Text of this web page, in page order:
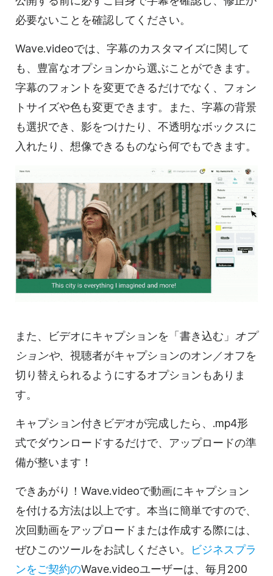
必要ないことを確認してください。
Wave.videoでは、字幕のカスタマイズに関して
も、豊富なオプションから選ぶことができます。
字幕のフォントを変更できるだけでなく、フォン
トサイズや色も変更できます。また、字幕の背景
も選択でき、影をつけたり、不透明なボックスに
入れたり、想像できるものなら何でもできます。
また、ビデオにキャプションを「書き込む」 オプ
ションや、 視聴者がキャプションのオン／オフを
切り替えられるようにするオプションもありま
す。
キャプション付きビデオが完成したら、.mp4形
式でダウンロードするだけで、アップロードの準
備が整います！
できあがり！Wave.videoで動画にキャプション
を付ける方法は以上です。本当に簡単ですので、
次回動画をアップロードまたは作成する際には、
ぜひこのツールをお試しください。
ビジネスプラ
ンをご契約のWave.videoユーザーは、毎月200